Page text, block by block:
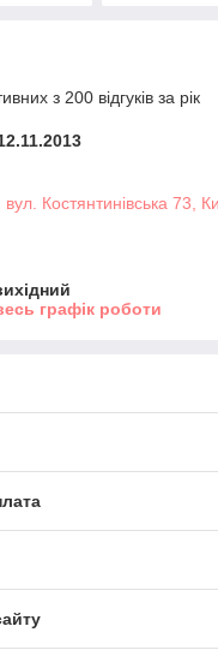
з 200 відгуків за рік
Костянтинівська 73,
графік роботи